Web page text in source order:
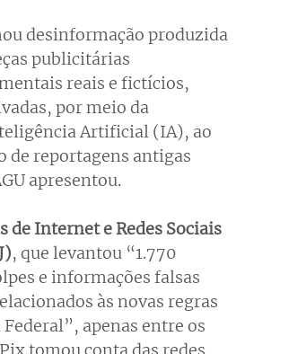
desinformação produzida
publicitárias
reais e fictícios,
por meio da
Artificial (IA), ao
de reportagens antigas
apresentou.
de Internet e Redes Sociais
, que levantou “1.770
e informações falsas
às novas regras
apenas entre os
tomou conta das redes.